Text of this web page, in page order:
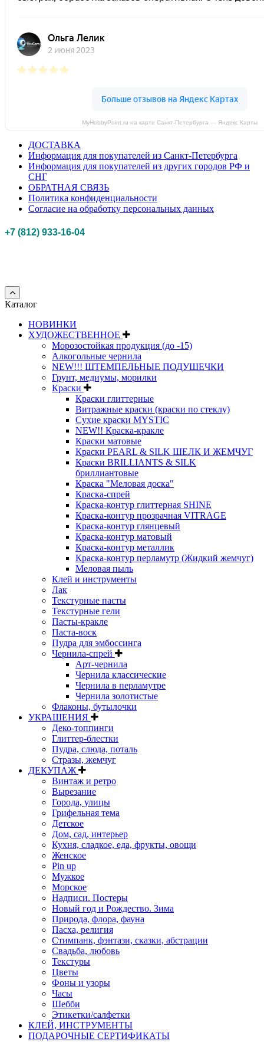
MyHobbyPoint.ru на карте Санкт‑Петербурга — Яндекс Карты
ДОСТАВКА
Информация для покупателей из Санкт-Петербурга
Информация для покупателей из других городов РФ и
СНГ
ОБРАТНАЯ СВЯЗЬ
Политика конфиденциальности
Согласие на обработку персональных данных
+7 (812) 933-16-04
Каталог
НОВИНКИ
ХУДОЖЕСТВЕННОЕ
Морозостойкая продукция (до -15)
Алкогольные чернила
NEW!!! ШТЕМПЕЛЬНЫЕ ПОДУШЕЧКИ
Грунт, медиумы, морилки
Краски
Краски глиттерные
Витражные краски (краски по стеклу)
Сухие краски MYSTIC
NEW!! Краска-кракле
Краски матовые
Краски PEARL & SILK ШЕЛК И ЖЕМЧУГ
Краски BRILLIANTS & SILK
бриллиантовые
Краска "Меловая доска"
Краска-спрей
Краска-контур глиттерная SHINE
Краска-контур прозрачная VITRAGE
Краска-контур глянцевый
Краска-контур матовый
Краска-контур металлик
Краска-контур перламутр (Жидкий жемчуг)
Меловая пыль
Клей и инструменты
Лак
Текстурные пасты
Текстурные гели
Пасты-кракле
Паста-воск
Пудра для эмбоссинга
Чернила-спрей
Арт-чернила
Чернила классические
Чернила в перламутре
Чернила золотистые
Флаконы, бутылочки
УКРАШЕНИЯ
Деко-топпинги
Глиттер-блестки
Пудра, слюда, поталь
Стразы, жемчуг
ДЕКУПАЖ
Винтаж и ретро
Вырезание
Города, улицы
Грифельная тема
Детское
Дом, сад, интерьер
Кухня, сладкое, еда, фрукты, овощи
Женское
Pin up
Мужкое
Морское
Надписи. Постеры
Новый год и Рождество. Зима
Природа, флора, фауна
Пасха, религия
Стимпанк, фэнтази, сказки, абстрации
Свадьба, любовь
Текстуры
Цветы
Фоны и узоры
Часы
Шебби
Этикетки/салфетки
КЛЕЙ, ИНСТРУМЕНТЫ
ПОДАРОЧНЫЕ СЕРТИФИКАТЫ